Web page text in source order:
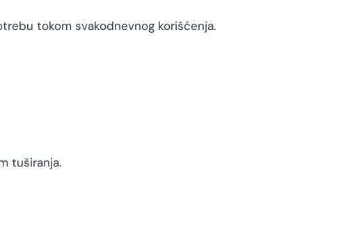
tokom svakodnevnog korišćenja.
tuširanja.